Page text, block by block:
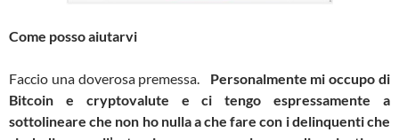
Come posso aiutarvi
Faccio una doverosa premessa. Personalmente mi occupo di
Bitcoin e cryptovalute e
ci tengo espressamente a
sottolineare che non ho nulla a che fare con i delinquenti che